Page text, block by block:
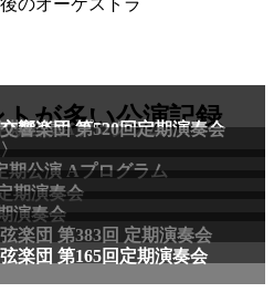
のオーケストラ
が多い公演記録
期公演Aプログラム
響楽団 第520回定期演奏会
期公演 Aプログラム
期演奏会
演奏会
楽団 第383回 定期演奏会
楽団 第165回定期演奏会